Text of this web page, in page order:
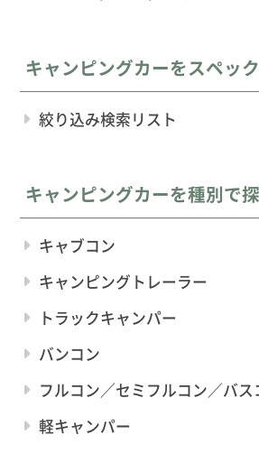
キャンピングカーをスペッ
絞り込み検索リスト
キャンピングカーを種別で
キャブコン
キャンピングトレーラー
トラックキャンパー
バンコン
フルコン／セミフルコン／バス
軽キャンパー